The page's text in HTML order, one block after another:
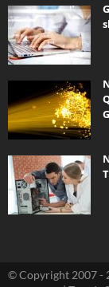
© Copyright 2007 -